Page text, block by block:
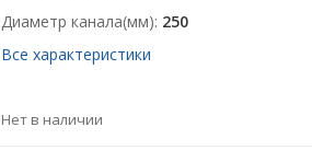
Диаметр канала(мм) 250
Все характеристики
Нет в наличии